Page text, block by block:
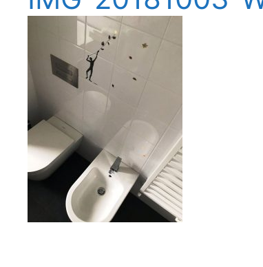
Twitter